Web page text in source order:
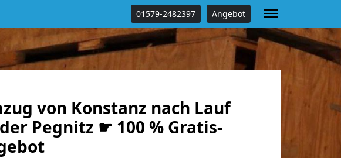
01579-2482397 Angebot
von Konstanz nach Lauf
Pegnitz ☛ 100 % Gratis-